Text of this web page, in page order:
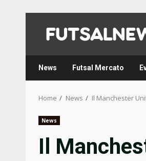
content
News Futsal Mercato
Home News Il Manchester
News
Il